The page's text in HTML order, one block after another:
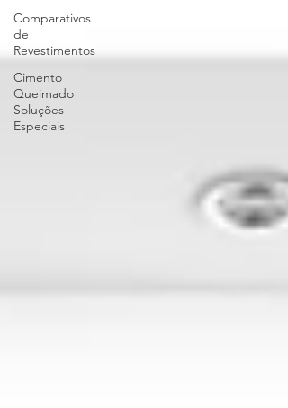
Comparativos
de
Revestimentos
Cimento
Queimado
Soluções
Especiais